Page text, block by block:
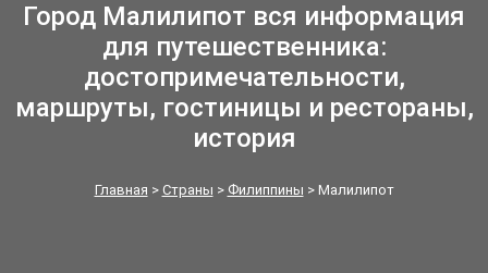
Город Малилипот вся информация
для путешественника:
достопримечательности,
маршруты, гостиницы и рестораны,
история
Главная > Страны > Филиппины > Малилипот